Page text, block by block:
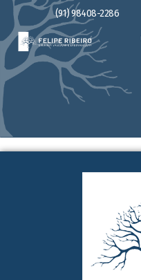
(91) 98408-2286